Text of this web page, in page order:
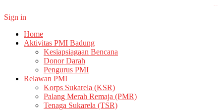
Sign in
Home
Aktivitas PMI Badung
Kesiapsiagaan Bencana
Donor Darah
Pengurus PMI
Relawan PMI
Korps Sukarela (KSR)
Palang Merah Remaja (PMR)
Tenaga Sukarela (TSR)